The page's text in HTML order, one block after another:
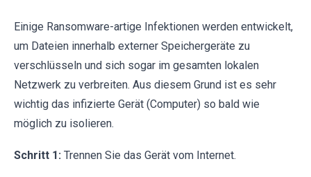
Einige Ransomware-artige Infektionen werden entwickelt,
um Dateien innerhalb externer Speichergeräte zu
verschlüsseln und sich sogar im gesamten lokalen
Netzwerk zu verbreiten. Aus diesem Grund ist es sehr
wichtig das infizierte Gerät (Computer) so bald wie
möglich zu isolieren.
Schritt 1: Trennen Sie das Gerät vom Internet.